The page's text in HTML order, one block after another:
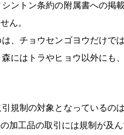
ントン条約の附属書への掲
ん。
、チョウセンゴヨウだけで
にはトラやヒョウ以外にも
規制の対象となっているの
加工品の取引には規制が及ん